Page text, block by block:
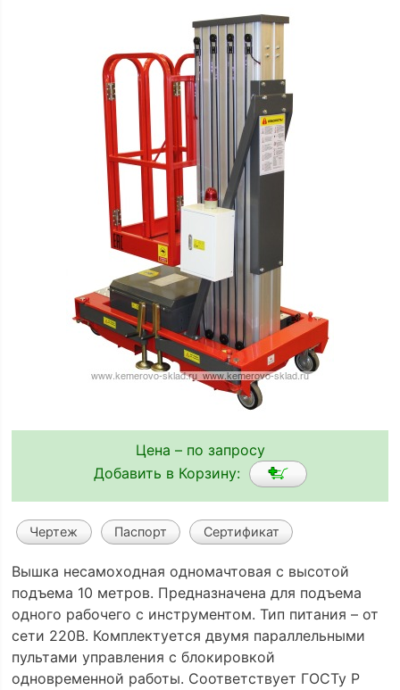
Цена – по запросу
Добавить в Корзину:
Чертеж Паспорт Сертификат
Вышка несамоходная одномачтовая с высотой
подъема 10 метров. Предназначена для подъема
одного рабочего с инструментом. Тип питания – от
сети 220В. Комплектуется двумя параллельными
пультами управления с блокировкой
одновременной работы. Соответствует ГОСТу Р